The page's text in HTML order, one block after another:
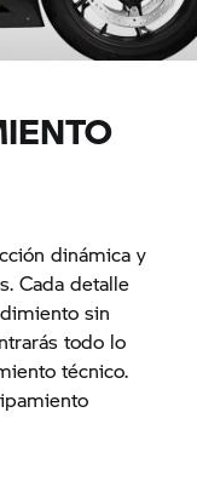
dinámica y
Cada detalle
sin
todo lo
técnico.